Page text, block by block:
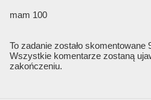
mam 100
To zadanie zostało skomentowane
Wszystkie komentarze zostaną
zakończeniu.